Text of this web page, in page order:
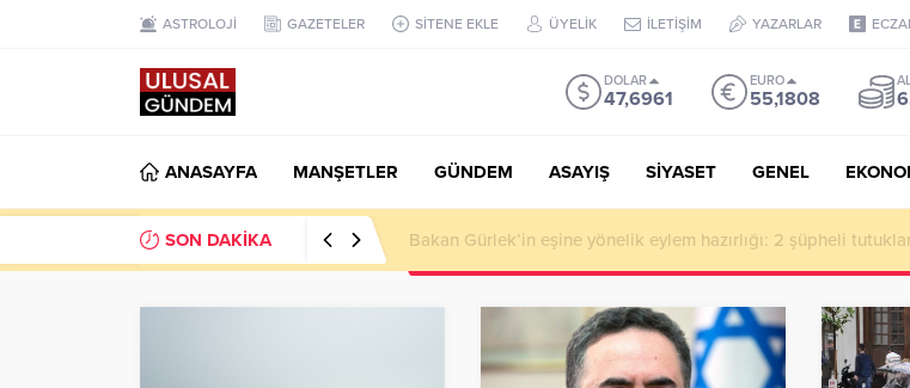
ASTROLOJİ GAZETELER SİTENE EKLE ÜYELİK İLETİŞİM YAZARLAR
DOLAR
47,6961
EURO
55,1808
ANASAYFA MANŞETLER GÜNDEM ASAYIŞ SİYASET GENEL
SON DAKİKA Ahbap Derneği’nde milyonluk vurgun iddiası: Haluk Levent ve